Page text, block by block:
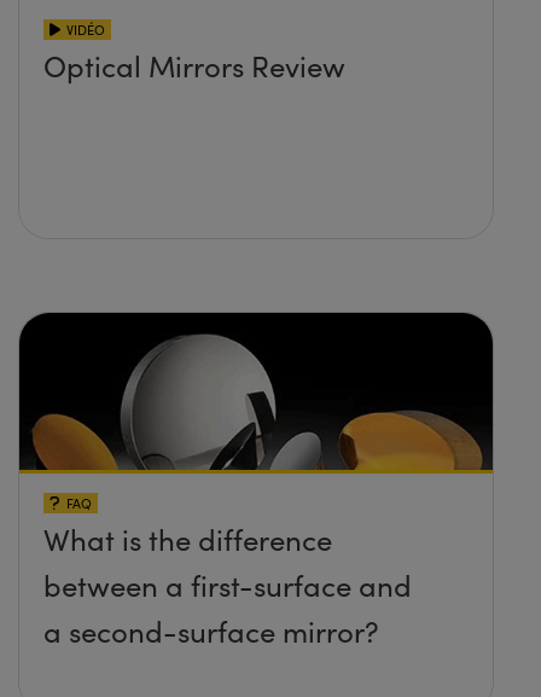
VIDÉO
Optical Mirrors Review
FAQ
What is the difference
between a first-surface and
a second-surface mirror?